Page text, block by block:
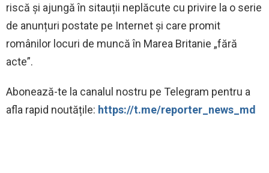
riscă și ajungă în sitauții neplăcute cu privire la o serie
de anunțuri postate pe Internet și care promit
românilor locuri de muncă în Marea Britanie „fără
acte”.
Abonează-te la canalul nostru pe Telegram pentru a
afla rapid noutățile: https://t.me/reporter_news_md